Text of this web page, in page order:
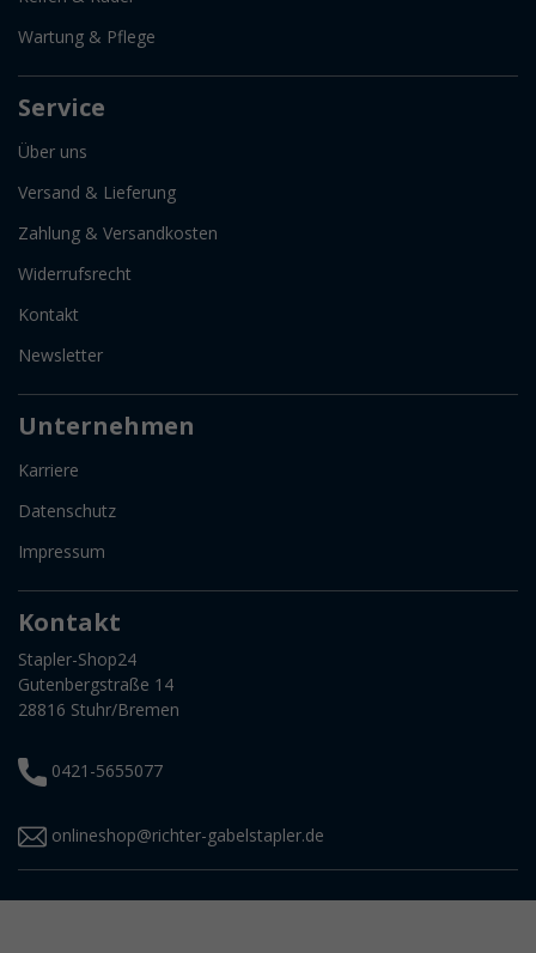
Wartung & Pflege
Service
Über uns
Versand & Lieferung
Zahlung & Versandkosten
Widerrufsrecht
Kontakt
Newsletter
Unternehmen
Karriere
Datenschutz
Impressum
Kontakt
Stapler-Shop24
Gutenbergstraße 14
28816 Stuhr/Bremen
0421-5655077
onlineshop@richter-gabelstapler.de